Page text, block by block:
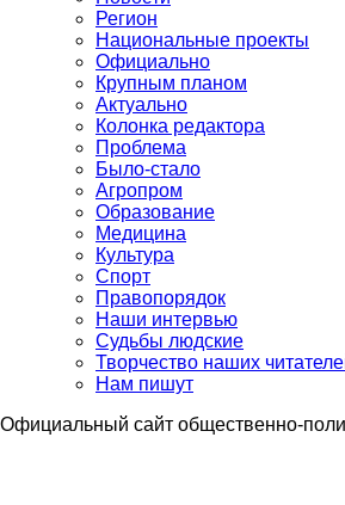
Регион
Национальные проекты
Официально
Крупным планом
Актуально
Колонка редактора
Проблема
Было-стало
Агропром
Образование
Медицина
Культура
Спорт
Правопорядок
Наши интервью
Судьбы людские
Творчество наших
Нам пишут
Официальный сайт общественно-